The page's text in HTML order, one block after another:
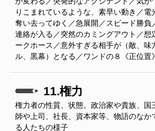
りこまれているような、素早い動き／電
奪い去ってゆく／急展開／スピード勝負
連絡が入る／突然のカミングアウト／想
ークホース／意外すぎる相手が（敵、味
ル、黒幕）となる／ワンドの８《正位置》
11.権力
権力者の性質、状態。政治家や貴族、国
師や上司、社長、資本家等、物語のなか
る人たちの様子